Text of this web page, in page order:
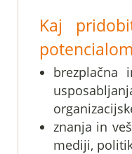
Kaj
brezplačna
znanja in
mediji,